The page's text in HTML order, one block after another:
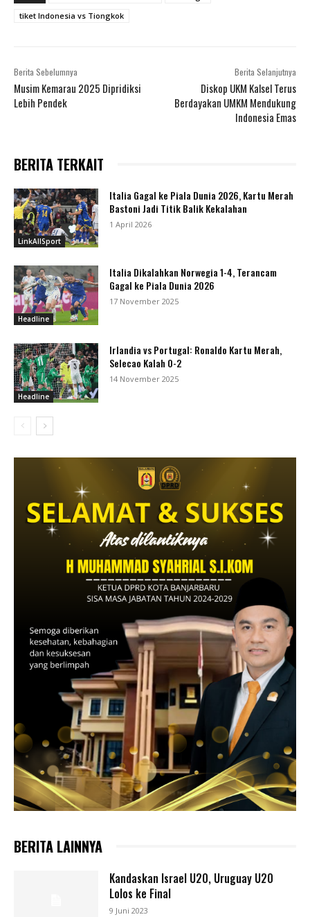
tiket Indonesia vs Tiongkok
Berita Sebelumnya
Musim Kemarau 2025 Dipridiksi
Lebih Pendek
Berita Selanjutnya
Diskop UKM Kalsel Terus
Berdayakan UMKM Mendukung
Indonesia Emas
BERITA TERKAIT
LinkAllSport
Italia Gagal ke Piala Dunia 2026, Kartu Merah
Bastoni Jadi Titik Balik Kekalahan
1 April 2026
Headline
Italia Dikalahkan Norwegia 1-4, Terancam
Gagal ke Piala Dunia 2026
17 November 2025
Headline
Irlandia vs Portugal: Ronaldo Kartu Merah,
Selecao Kalah 0-2
14 November 2025
BERITA LAINNYA
Kandaskan Israel U20, Uruguay U20
Lolos ke Final
9 Juni 2023